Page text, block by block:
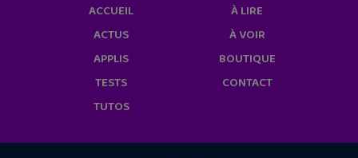
ACCUEIL
ACTUS
APPLIS
TESTS
TUTOS
À LIRE
À VOIR
BOUTIQUE
CONTACT